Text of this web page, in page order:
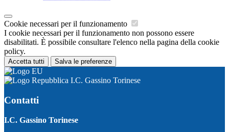
Cookie necessari per il funzionamento
I cookie necessari per il funzionamento non possono essere
disabilitati. È possibile consultare l'elenco nella pagina della cookie
policy.
Accetta tutti Salva le preferenze
I.C. Gassino Torinese
Contatti
I.C. Gassino Torinese